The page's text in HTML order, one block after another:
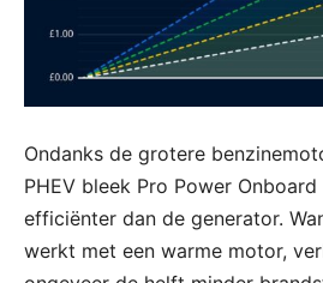
Ondanks de grotere
PHEV bleek Pro Power Onboard
efficiënter dan de generator.
werkt met een warme motor,